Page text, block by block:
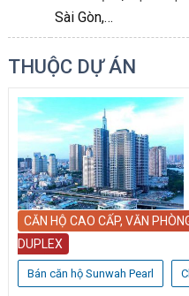
Sài Gòn,…
THUỘC DỰ ÁN
CĂN HỘ CAO CẤP, VĂN
DUPLEX
Bán căn hộ Sunwah Pearl